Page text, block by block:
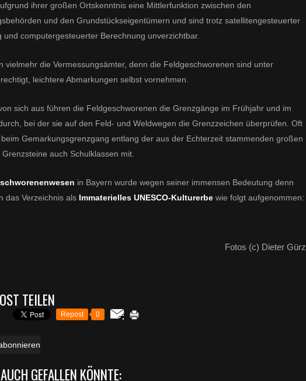
ihrer großen Ortskenntnis eine Mittlerfunktion zwischen den
und den Grundstückseigentümern und sind trotz satellitengesteuerter
und computergesteuerter Berechnung unverzichtbar.
vielmehr die Vermessungsämter, denn die Feldgeschworenen sind unter
leichtere Abmarkungen selbst vornehmen.
sich aus führen die Feldgeschworenen die Grenzgänge im Frühjahr und im
bei der sie auf den Feld- und Weldwegen die Grenzzeichen überprüfen. Oft
Gemarkungsgrenzgang entlang der aus der Echterzeit stammenden großen
auch Schulklassen mit.
in Bayern wurde wegen seiner immensen Bedeutung denn
das Verzeichnis als Immaterielles UNESCO-Kulturerbe wie folgt aufgenommen:
Fotos (c) Dieter Gürz
TEILEN
Repost 0
GEFALLEN KÖNNTE: